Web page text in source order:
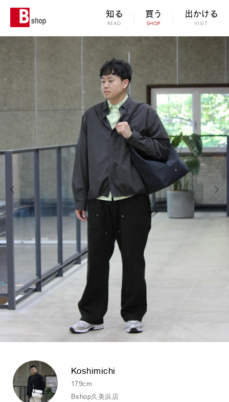
知る
READ
買う
SHOP
出かける
VISIT
Koshimichi
179cm
Bshop久美浜店